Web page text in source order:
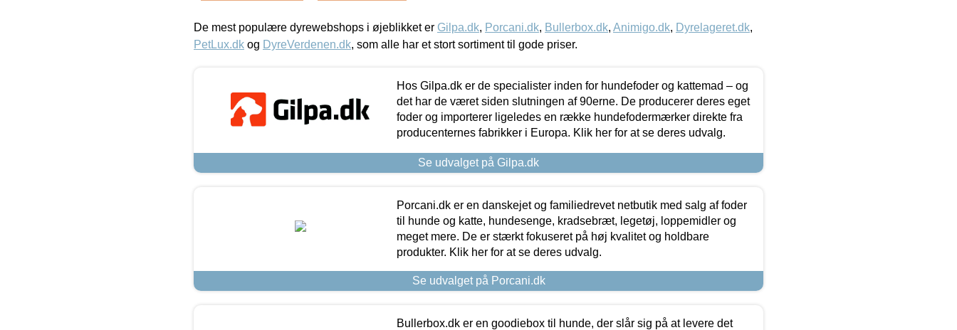
De mest populære dyrewebshops i øjeblikket er Gilpa.dk, Porcani.dk, Bullerbox.dk, Animigo.dk, Dyrelageret.dk,
PetLux.dk og DyreVerdenen.dk, som alle har et stort sortiment til gode priser.
Hos Gilpa.dk er de specialister inden for hundefoder og kattemad – og
det har de været siden slutningen af 90erne. De producerer deres eget
foder og importerer ligeledes en række hundefodermærker direkte fra
producenternes fabrikker i Europa. Klik her for at se deres udvalg.
Se udvalget på Gilpa.dk
Porcani.dk er en danskejet og familiedrevet netbutik med salg af foder
til hunde og katte, hundesenge, kradsebræt, legetøj, loppemidler og
meget mere. De er stærkt fokuseret på høj kvalitet og holdbare
produkter. Klik her for at se deres udvalg.
Se udvalget på Porcani.dk
Bullerbox.dk er en goodiebox til hunde, der slår sig på at levere det